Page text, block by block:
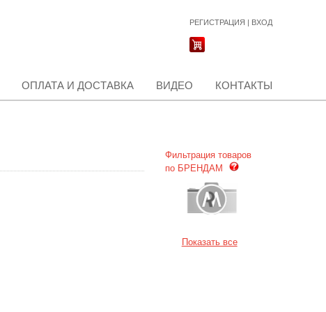
РЕГИСТРАЦИЯ | ВХОД
ОПЛАТА И ДОСТАВКА ВИДЕО КОНТАКТЫ
Фильтрация товаров
по БРЕНДАМ
Показать все